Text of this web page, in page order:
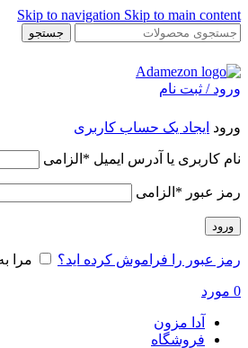
Skip to navigation Skip to main content
جستجو
ورود / ثبت نام
ورود ایجاد یک حساب کاربری
نام کاربری یا آدرس ایمیل * الزامی
رمز عبور * الزامی
ورود
رمز عبور را فراموش کرده اید؟ مرا
0 مورد
آدا مزون
فروشگاه